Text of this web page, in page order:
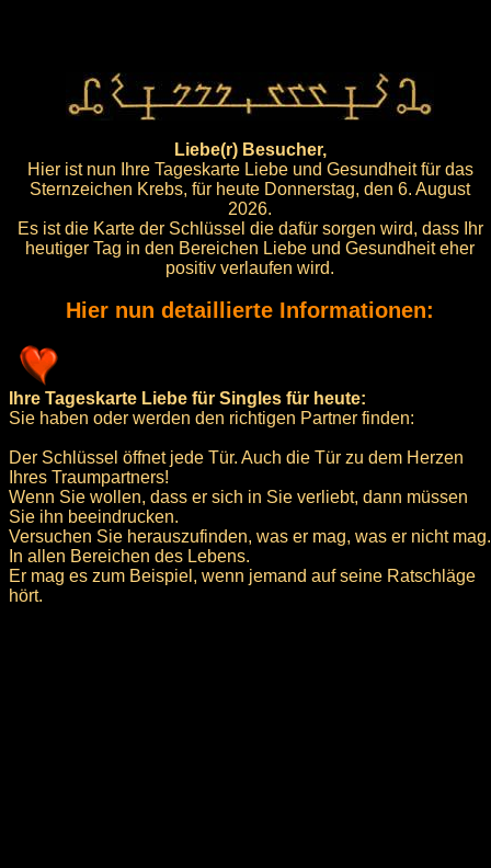
Liebe(r) Besucher,
Hier ist nun Ihre Tageskarte Liebe und Gesundheit für das
Sternzeichen Krebs, für heute Donnerstag, den 6. August
2026.
Es ist die Karte der Schlüssel die dafür sorgen wird, dass Ihr
heutiger Tag in den Bereichen Liebe und Gesundheit eher
positiv verlaufen wird.
Hier nun detaillierte Informationen:
Ihre Tageskarte Liebe für Singles für heute:
Sie haben oder werden den richtigen Partner finden:
Der Schlüssel öffnet jede Tür. Auch die Tür zu dem Herzen
Ihres Traumpartners!
Wenn Sie wollen, dass er sich in Sie verliebt, dann müssen
Sie ihn beeindrucken.
Versuchen Sie herauszufinden, was er mag, was er nicht mag.
In allen Bereichen des Lebens.
Er mag es zum Beispiel, wenn jemand auf seine Ratschläge
hört.